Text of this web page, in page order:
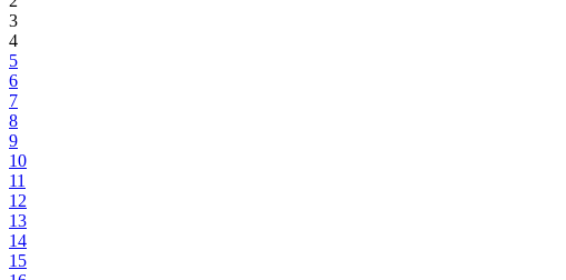
3
4
5
6
7
8
9
10
11
12
13
14
15